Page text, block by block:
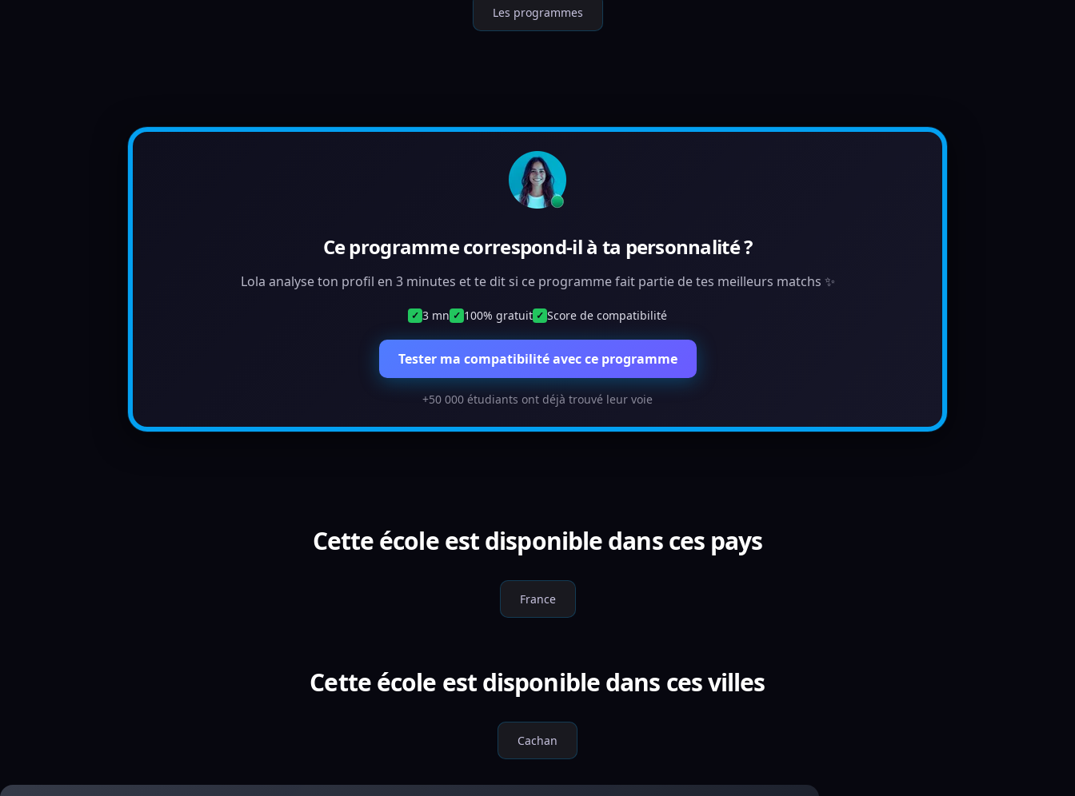
Les programmes
Ce programme correspond-il à ta personnalité ?
Lola analyse ton profil en 3 minutes et te dit si ce programme fait partie de tes meilleurs matchs ✨
✓ 3 mn ✓ 100% gratuit ✓ Score de compatibilité
Tester ma compatibilité avec ce programme
+50 000 étudiants ont déjà trouvé leur voie
Cette école est disponible dans ces pays
France
Cette école est disponible dans ces villes
Cachan